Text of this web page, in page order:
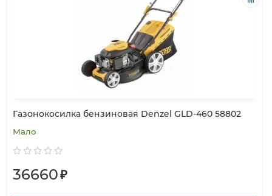
Газонокосилка бензиновая Denzel GLD-460 58802
Мало
36660₽